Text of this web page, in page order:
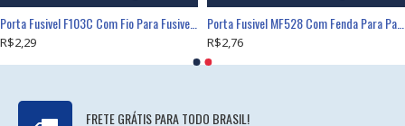
R$2,29 R$2,76
FRETE GRÁTIS PARA TODO BRASIL!